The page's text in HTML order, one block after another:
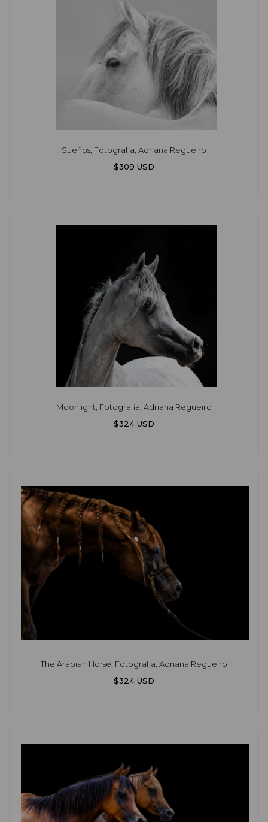
Sueños, Fotografía, Adriana Regueiro
$309 USD
Moonlight, Fotografía, Adriana Regueiro
$324 USD
The Arabian Horse, Fotografía, Adriana Regueiro
$324 USD